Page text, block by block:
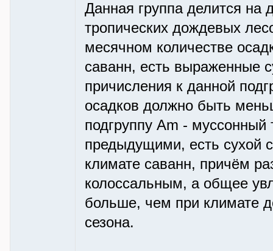
Данная группа делится на
тропических дождевых
месячном количестве
саванн, есть выраженные
причисления к данной
осадков должно быть
подгруппу Am -
предыдущими, есть сухой
климате саванн, причём
колоссальным, а общее
больше, чем при климате
сезона.